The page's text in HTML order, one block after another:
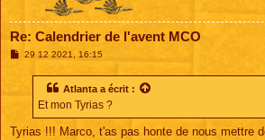
Re: Calendrier de l'avent MCO
M29 12 2021, 16:15
Atlanta a écrit :
Et mon Tyrias ?
Tyrias !!! Marco, t'as pas honte de nous mettre